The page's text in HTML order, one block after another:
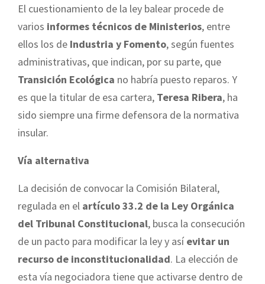
El cuestionamiento de la ley balear procede de
varios informes técnicos de Ministerios, entre
ellos los de Industria y Fomento, según fuentes
administrativas, que indican, por su parte, que
Transición Ecológica no habría puesto reparos. Y
es que la titular de esa cartera, Teresa Ribera, ha
sido siempre una firme defensora de la normativa
insular.
Vía alternativa
La decisión de convocar la Comisión Bilateral,
regulada en el artículo 33.2 de la Ley Orgánica
del Tribunal Constitucional, busca la consecución
de un pacto para modificar la ley y así evitar un
recurso de inconstitucionalidad. La elección de
esta vía negociadora tiene que activarse dentro de